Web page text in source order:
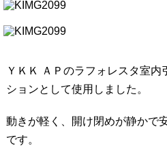
ＹＫＫ ＡＰのラフォレスタ室
ションとして使用しました。
動きが軽く、開け閉めが静かで
です。